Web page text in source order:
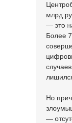
млрд
— это
Более
Но
—